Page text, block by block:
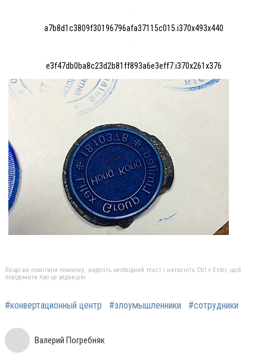
a7b8d1c3809f30196796afa37115c015.i370x493x440
e3f47db0ba8c23d2b81ff893a6e3eff7.i370x261x376
Якщо ви помітили помилку, виділіть необхідний текст і натисніть Ctrl + Enter, щоб
повідомити про це редакцію
#конвертационный центр #злоумышленники #сотрудники
Валерий Погребняк